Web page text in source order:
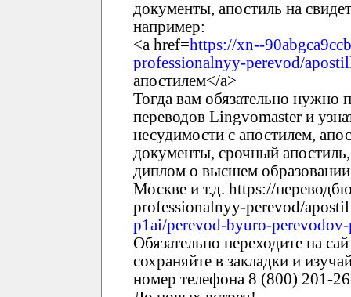
документы, апостиль на
например:
<a href=https://xn--
professionalnyy-perevod/
апостилем</a>
Тогда вам обязательно нужно
переводов Lingvomaster и
несудимости с апостилем,
документы, срочный
диплом о высшем
Москве и т.д. https://
professionalnyy-perevod/
p1ai/perevod-byuro-
Обязательно переходите на
сохраняйте в закладки и
номер телефона 8 (800) 201-